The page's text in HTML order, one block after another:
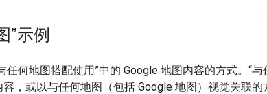
”示例
何地图搭配使用”中的 Google 地图内容的方式。“
，或以与任何地图（包括 Google 地图）视觉关联